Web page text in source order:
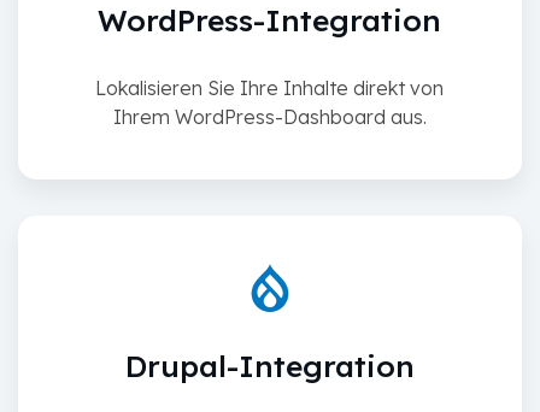
WordPress-Integration
Lokalisieren Sie Ihre Inhalte direkt von
Ihrem WordPress-Dashboard aus.
Drupal-Integration